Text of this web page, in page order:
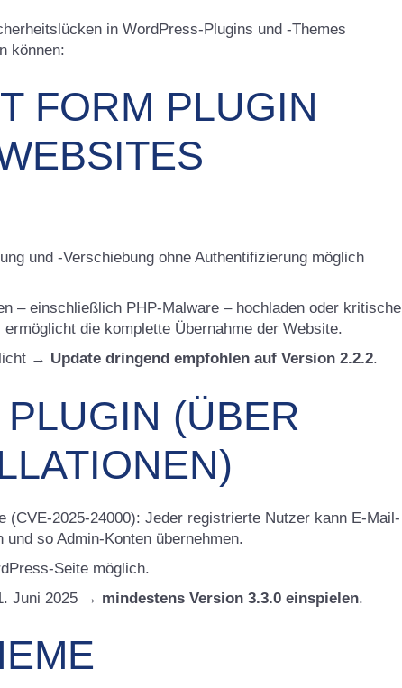
in WordPress-Plugins und -Themes
können:
FORM PLUGIN
und -Verschiebung ohne Authentifizierung möglich
– einschließlich PHP-Malware – hochladen oder kritische
ermöglicht die komplette Übernahme der Website.
→ Update dringend empfohlen auf Version 2.2.2.
(ÜBER
(CVE-2025-24000): Jeder registrierte Nutzer kann E-Mail-
so Admin-Konten übernehmen.
Seite möglich.
Juni 2025 → mindestens Version 3.3.0 einspielen.